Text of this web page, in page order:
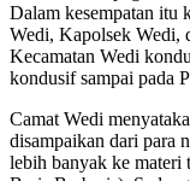
Dalam kesempatan itu
Wedi, Kapolsek Wedi,
Kecamatan Wedi
kondusif sampai pada
Camat Wedi
disampaikan dari para
lebih banyak ke materi